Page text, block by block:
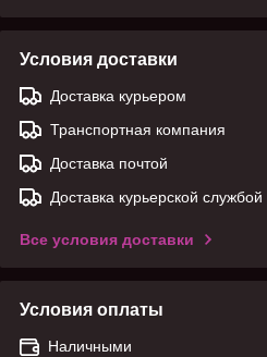
Условия доставки
Доставка курьером
Транспортная компания
Доставка почтой
Доставка курьерской службой
Все условия доставки
Условия оплаты
Наличными